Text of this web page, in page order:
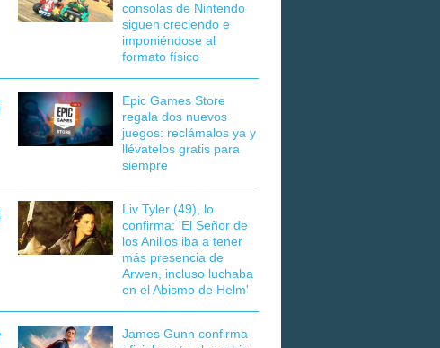
consolas de Nintendo
siguen creciendo e
imponiéndose al
formato físico
Epic Games Store
regala dos nuevos
juegos: reclámalos ya y
llévatelos gratis para
siempre
Liv Tyler (49), lo
confirma: 'El Señor de
los Anillos iba a tener
más presencia de
Arwen, incluso luchaba
en el Abismo de Helm'
James Gunn confirma